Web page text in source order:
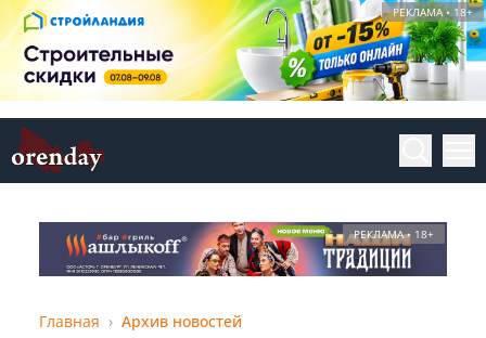
РЕКЛАМА • 18+
РЕКЛАМА • 18+
Главная Архив новостей